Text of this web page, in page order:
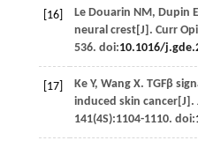
[16] Le Douarin NM, Dupin E
neural crest[J]. Curr
536. doi:10.1016/
[17] Ke Y, Wang X. TGFβ
induced skin cancer[J].
141(4S):1104-1110. doi: